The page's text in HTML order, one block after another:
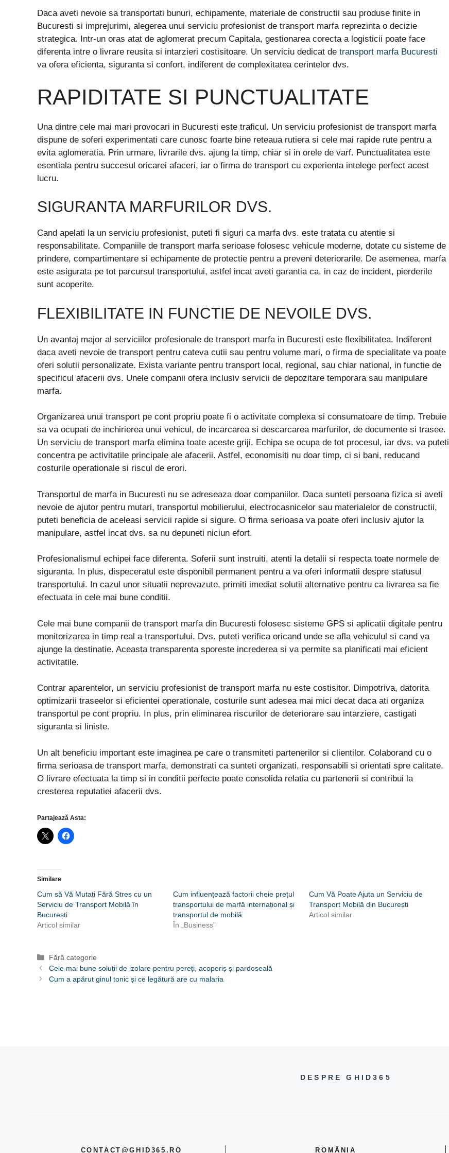
Daca aveti nevoie sa transportati bunuri, echipamente, materiale de constructii sau produse finite in
Bucuresti si imprejurimi, alegerea unui serviciu profesionist de transport marfa reprezinta o decizie
strategica. Intr-un oras atat de aglomerat precum Capitala, gestionarea corecta a logisticii poate face
diferenta intre o livrare reusita si intarzieri costisitoare. Un serviciu dedicat de transport marfa Bucuresti
va ofera eficienta, siguranta si confort, indiferent de complexitatea cerintelor dvs.
RAPIDITATE SI PUNCTUALITATE
Una dintre cele mai mari provocari in Bucuresti este traficul. Un serviciu profesionist de transport marfa
dispune de soferi experimentati care cunosc foarte bine reteaua rutiera si cele mai rapide rute pentru a
evita aglomeratia. Prin urmare, livrarile dvs. ajung la timp, chiar si in orele de varf. Punctualitatea este
esentiala pentru succesul oricarei afaceri, iar o firma de transport cu experienta intelege perfect acest
lucru.
SIGURANTA MARFURILOR DVS.
Cand apelati la un serviciu profesionist, puteti fi siguri ca marfa dvs. este tratata cu atentie si
responsabilitate. Companiile de transport marfa serioase folosesc vehicule moderne, dotate cu sisteme de
prindere, compartimentare si echipamente de protectie pentru a preveni deteriorarile. De asemenea, marfa
este asigurata pe tot parcursul transportului, astfel incat aveti garantia ca, in caz de incident, pierderile
sunt acoperite.
FLEXIBILITATE IN FUNCTIE DE NEVOILE DVS.
Un avantaj major al serviciilor profesionale de transport marfa in Bucuresti este flexibilitatea. Indiferent
daca aveti nevoie de transport pentru cateva cutii sau pentru volume mari, o firma de specialitate va poate
oferi solutii personalizate. Exista variante pentru transport local, regional, sau chiar national, in functie de
specificul afacerii dvs. Unele companii ofera inclusiv servicii de depozitare temporara sau manipulare
marfa.
Organizarea unui transport pe cont propriu poate fi o activitate complexa si consumatoare de timp. Trebuie
sa va ocupati de inchirierea unui vehicul, de incarcarea si descarcarea marfurilor, de documente si trasee.
Un serviciu de transport marfa elimina toate aceste griji. Echipa se ocupa de tot procesul, iar dvs. va puteti
concentra pe activitatile principale ale afacerii. Astfel, economisiti nu doar timp, ci si bani, reducand
costurile operationale si riscul de erori.
Transportul de marfa in Bucuresti nu se adreseaza doar companiilor. Daca sunteti persoana fizica si aveti
nevoie de ajutor pentru mutari, transportul mobilierului, electrocasnicelor sau materialelor de constructii,
puteti beneficia de aceleasi servicii rapide si sigure. O firma serioasa va poate oferi inclusiv ajutor la
manipulare, astfel incat dvs. sa nu depuneti niciun efort.
Profesionalismul echipei face diferenta. Soferii sunt instruiti, atenti la detalii si respecta toate normele de
siguranta. In plus, dispeceratul este disponibil permanent pentru a va oferi informatii despre statusul
transportului. In cazul unor situatii neprevazute, primiti imediat solutii alternative pentru ca livrarea sa fie
efectuata in cele mai bune conditii.
Cele mai bune companii de transport marfa din Bucuresti folosesc sisteme GPS si aplicatii digitale pentru
monitorizarea in timp real a transportului. Dvs. puteti verifica oricand unde se afla vehiculul si cand va
ajunge la destinatie. Aceasta transparenta sporeste increderea si va permite sa planificati mai eficient
activitatile.
Contrar aparentelor, un serviciu profesionist de transport marfa nu este costisitor. Dimpotriva, datorita
optimizarii traseelor si eficientei operationale, costurile sunt adesea mai mici decat daca ati organiza
transportul pe cont propriu. In plus, prin eliminarea riscurilor de deteriorare sau intarziere, castigati
siguranta si liniste.
Un alt beneficiu important este imaginea pe care o transmiteti partenerilor si clientilor. Colaborand cu o
firma serioasa de transport marfa, demonstrati ca sunteti organizati, responsabili si orientati spre calitate.
O livrare efectuata la timp si in conditii perfecte poate consolida relatia cu partenerii si contribui la
cresterea reputatiei afacerii dvs.
Partajează Asta:
Similare
Cum să Vă Mutați Fără Stres cu un
Serviciu de Transport Mobilă în
București
Articol similar
Cum influențează factorii cheie prețul
transportului de marfă internațional și
transportul de mobilă
În „Business”
Cum Vă Poate Ajuta un Serviciu de
Transport Mobilă din București
Articol similar
Categorii
Fără categorie
Cele mai bune soluții de izolare pentru pereți, acoperiș și pardoseală
Cum a apărut ginul tonic și ce legătură are cu malaria
DESPRE GHID365
CONTACT@GHID365.RO ROMÂNIA